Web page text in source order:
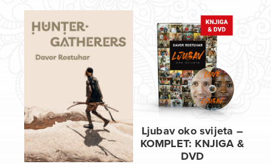
Ljubav oko svijeta –
KOMPLET: KNJIGA &
DVD